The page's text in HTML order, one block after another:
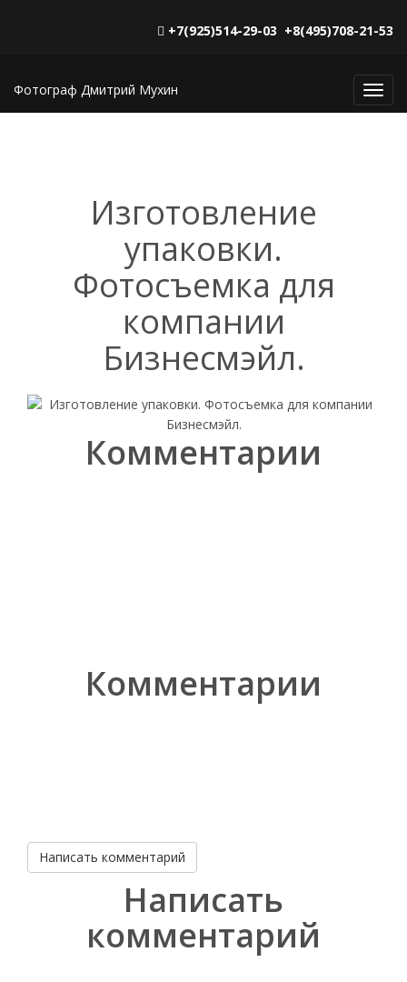
+7(925)514-29-03 +8(495)708-21-53
Фотограф Дмитрий Мухин
Изготовление
упаковки.
Фотосъемка для
компании
Бизнесмэйл.
Комментарии
Комментарии
Написать комментарий
Написать
комментарий